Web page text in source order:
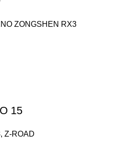
ZONGSHEN RX3
15
, Z-ROAD